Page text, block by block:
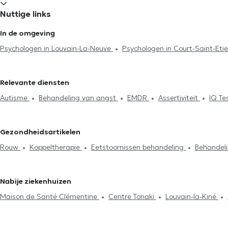
Nuttige links
In de omgeving
Psychologen in Louvain-La-Neuve
Psychologen in Court-Saint-
in Lasne
Psychologen in Genval
Psychologen in Walhain
Psychologen in Villers-La-Ville
Relevante diensten
Autisme
Behandeling van angst EMDR Assertiviteit IQ
Behandeling slaapproblemen
Gezondheidsartikelen
Rouw
Koppeltherapie Eetstoornissen behandeling
Nabije ziekenhuizen
Maison de Santé Clémentine
Centre Tonaki Louvain-la-Kiné